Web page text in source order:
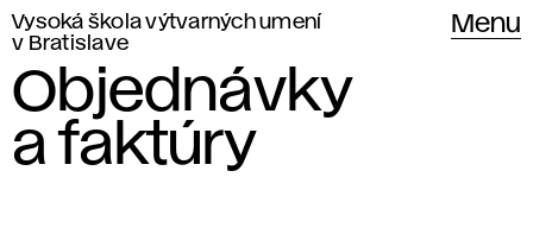
Vysoká škola výtvarných umení
v Bratislave
Menu
Objednávky
a faktúry